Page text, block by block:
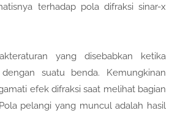
terhadap pola difraksi sinar-x
yang disebabkan ketika
suatu benda. Kemungkinan
efek difraksi saat melihat bagian
pelangi yang muncul adalah hasil